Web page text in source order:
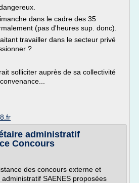
dans le cadre des 35
(pas d'heures sup. donc).
travailler dans le secteur privé
?
solliciter auprès de sa collectivité
administratif
Concours
des concours externe et
SAENES proposées